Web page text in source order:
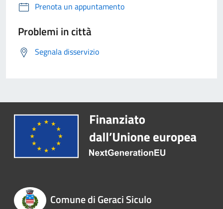
Prenota un appuntamento
Problemi in città
Segnala disservizio
Comune di Geraci Siculo